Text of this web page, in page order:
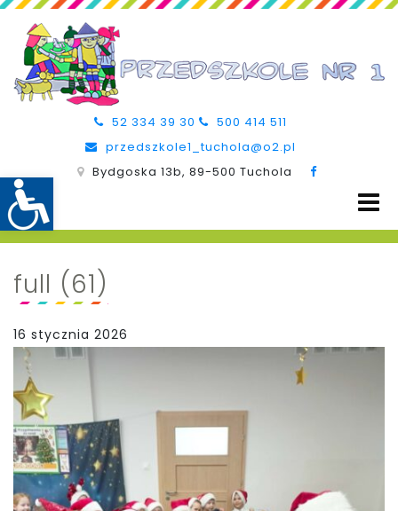
52 334 39 30
500 414 511
przedszkole1_tuchola@o2.pl
Bydgoska 13b, 89-500 Tuchola
full (61)
16 stycznia 2026